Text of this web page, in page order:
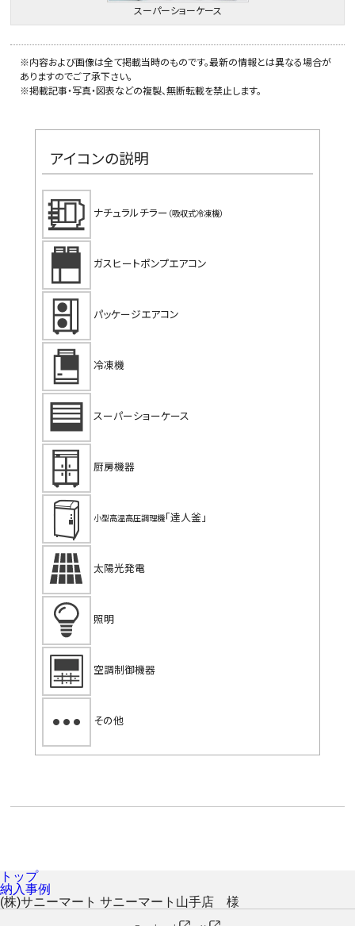
スーパーショーケース
※内容および画像は全て掲載当時のものです。最新の情報とは異なる場合が
ありますのでご了承下さい。
※掲載記事・写真・図表などの複製、無断転載を禁止します。
アイコンの説明
ナチュラルチラー （吸収式冷凍機）
ガスヒートポンプエアコン
パッケージエアコン
冷凍機
スーパーショーケース
厨房機器
小型高温高圧調理機「達人釜」
太陽光発電
照明
空調制御機器
その他
トップ
納入事例
(株)サニーマート サニーマート山手店　様